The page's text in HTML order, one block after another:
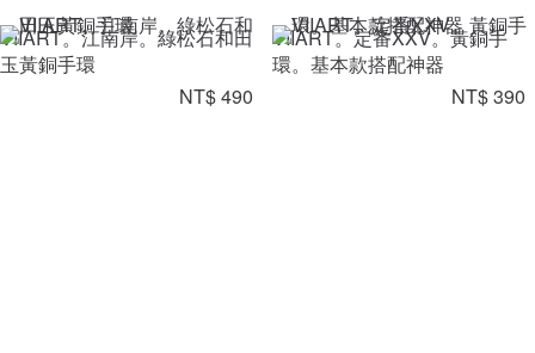
VIIART。江南岸。綠松石和田
玉黃銅手環
NT$ 490
VIIART。定番XXV。黃銅手
環。基本款搭配神器
NT$ 390